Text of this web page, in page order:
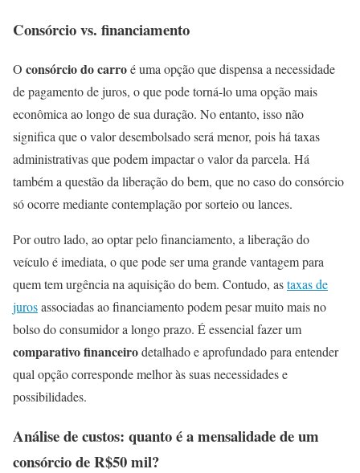
Consórcio vs. financiamento
O consórcio do carroé uma opção que dispensa a necessidade
de pagamento de juros, o que pode torná-lo uma opção mais
econômica ao longo de sua duração. No entanto, isso não
significa que o valor desembolsado será menor, pois há taxas
administrativas que podem impactar o valor da parcela. Há
também a questão da liberação do bem, que no caso do consórcio
só ocorre mediante contemplação por sorteio ou lances.
Por outro lado, ao optar pelo financiamento, a liberação do
veículo é imediata, o que pode ser uma grande vantagem para
quem tem urgência na aquisição do bem. Contudo, astaxas de
jurosassociadas ao financiamento podem pesar muito mais no
bolso do consumidor a longo prazo. É essencial fazer um
comparativo financeirodetalhado e aprofundado para entender
qual opção corresponde melhor às suas necessidades e
possibilidades.
Análise de custos: quanto é a mensalidade de um
consórcio de R$50 mil?